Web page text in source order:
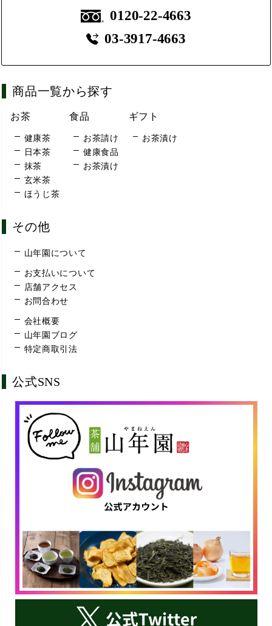
0120-22-4663
03-3917-4663
商品一覧から探す
お茶
健康茶
日本茶
抹茶
玄米茶
ほうじ茶
食品
お茶請け
健康食品
お茶漬け
ギフト
お茶漬け
その他
山年園について
お支払いについて
店舗アクセス
お問合わせ
会社概要
山年園ブログ
特定商取引法
公式SNS